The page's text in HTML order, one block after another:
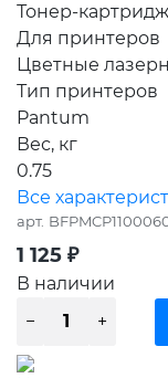
Тонер-картридж
Для принтеров
Цветные
Тип принтеров
Pantum
Вес, кг
0.75
Все
арт.
1 125 ₽
В наличии